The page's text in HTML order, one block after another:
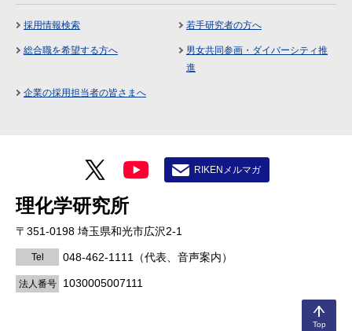
Top
採用情報検索 若手研究者の方へ
総合職を希望する方へ
男女共同参画・ダイバーシティ推
進
企業の採用担当者の皆さまへ
理化学研究所
〒351-0198 埼玉県和光市広沢2-1
Tel 048-462-1111 （代表、音声案内）
法人番号 1030005007111
RIKENメルマガ